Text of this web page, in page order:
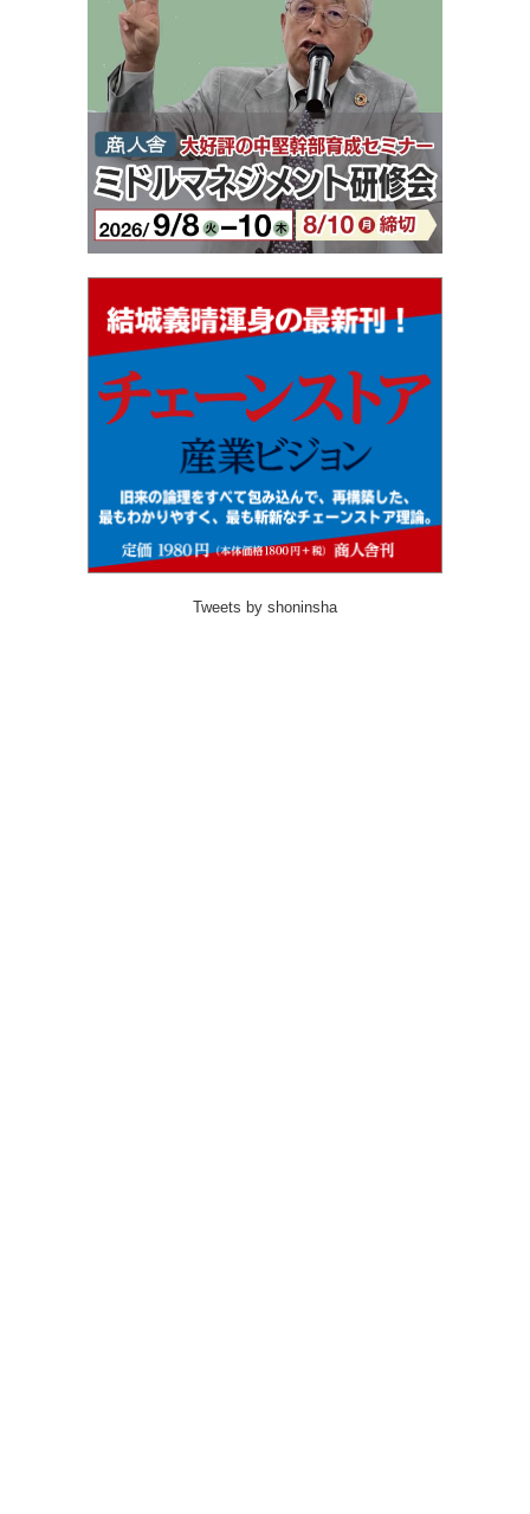
Tweets by shoninsha